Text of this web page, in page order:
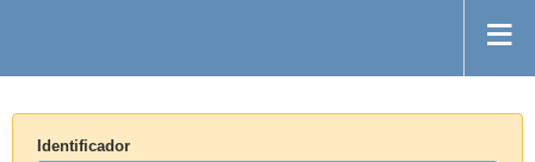
Identificador